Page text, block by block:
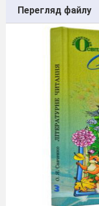
Перегляд файлу